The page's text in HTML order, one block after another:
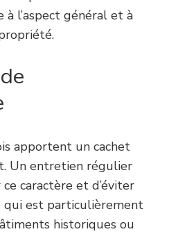
l’aspect général et à
apportent un cachet
Un entretien régulier
caractère et d’éviter
qui est particulièrement
historiques ou